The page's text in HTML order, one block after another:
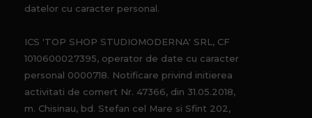
datelor cu caracter personal.
ICS 'TOP SHOP STUDIOMODERNA' SRL, CF
1010600027395, operator de date cu caracter
personal 0000718. Notificare privind initierea
activitati de comert Nr. 47366, din 31.05.2018,
m. Chisinau, bd. Stefan cel Mare si Sfint 202,